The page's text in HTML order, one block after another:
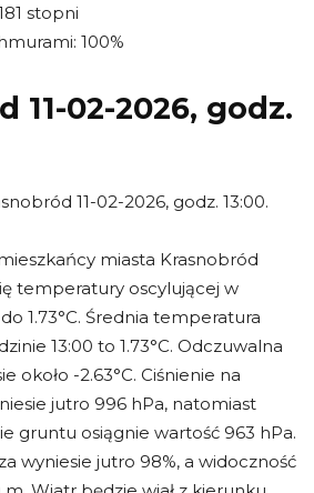
stopni
100%
11-02-2026, godz.
11-02-2026, godz. 13:00.
miasta Krasnobród
temperatury oscylującej w
1.73°C. Średnia temperatura
13:00 to 1.73°C. Odczuwalna
około -2.63°C. Ciśnienie na
jutro 996 hPa, natomiast
gruntu osiągnie wartość 963 hPa.
wyniesie jutro 98%, a widoczność